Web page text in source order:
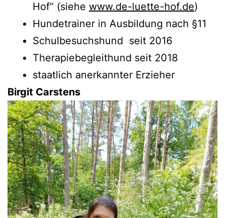
Hof“ (siehe www.de-luette-hof.de)
Hundetrainer in Ausbildung nach §11
Schulbesuchshund seit 2016
Therapiebegleithund seit 2018
staatlich anerkannter Erzieher
Birgit Carstens